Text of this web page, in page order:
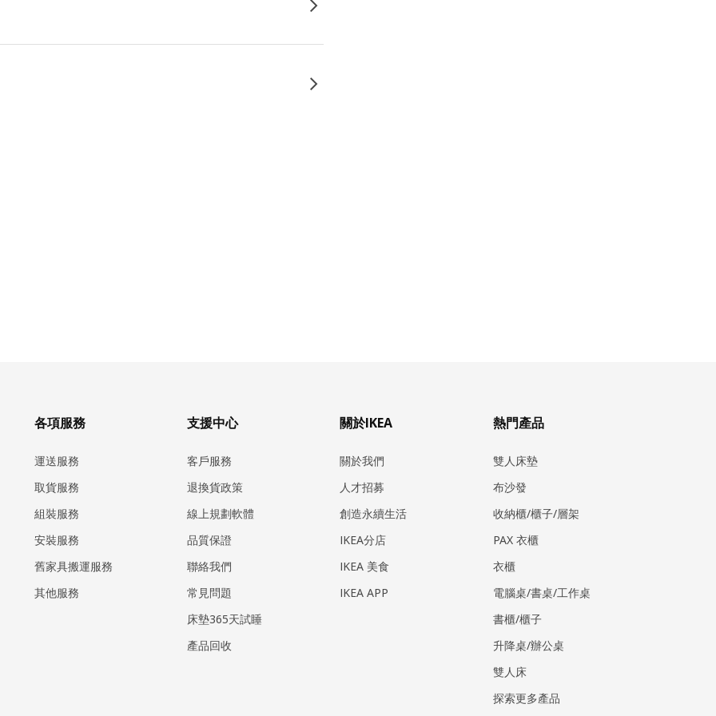
各項服務
運送服務
取貨服務
組裝服務
安裝服務
​舊家具搬運服務
其他服務
支援中心
客戶服務
退換貨政策
線上規劃軟體
品質保證
聯絡我們
常見問題
床墊365天試睡
產品回收
關於IKEA
關於我們
人才招募
創造永續生活
IKEA分店
IKEA 美食
IKEA APP
熱門產品
雙人床墊
布沙發
收納櫃/櫃子/層架
PAX 衣櫃
衣櫃
電腦桌/書桌/工作桌
書櫃/櫃子
升降桌/辦公桌
雙人床
探索更多產品